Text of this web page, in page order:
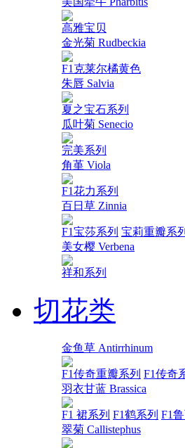
高雅宝贝
金光菊 Rudbeckia
F1克莱尔橘黄色
朱唇 Salvia
夏之宝石系列
瓜叶菊 Senecio
完美系列
角堇 Viola
F1花力系列
百日草 Zinnia
F1宝莎系列 宝莉重瓣系列
美女樱 Verbena
祥和系列
切花类
金鱼草 Antirrhinum
F1传奇重瓣系列 F1传奇
羽衣甘蓝 Brassica
F1 裙系列 F1鹤系列 F1
翠菊 Callistephus